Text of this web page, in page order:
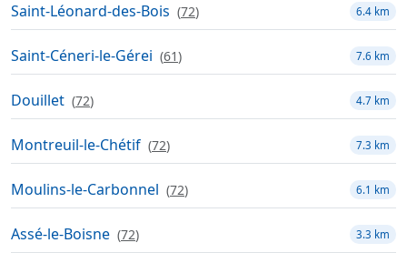
Saint-Léonard-des-Bois (72) 6.4 km
Saint-Céneri-le-Gérei (61) 7.6 km
Douillet (72) 4.7 km
Montreuil-le-Chétif (72) 7.3 km
Moulins-le-Carbonnel (72) 6.1 km
Assé-le-Boisne (72) 3.3 km